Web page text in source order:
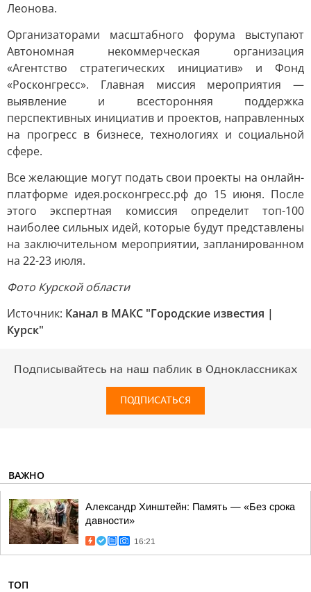
Леонова.
Организаторами масштабного форума выступают
Автономная некоммерческая организация
«Агентство стратегических инициатив» и Фонд
«Росконгресс». Главная миссия мероприятия —
выявление и всесторонняя поддержка
перспективных инициатив и проектов, направленных
на прогресс в бизнесе, технологиях и социальной
сфере.
Все желающие могут подать свои проекты на онлайн-
платформе идея.росконгресс.рф до 15 июня. После
этого экспертная комиссия определит топ-100
наиболее сильных идей, которые будут представлены
на заключительном мероприятии, запланированном
на 22-23 июля.
Фото Курской области
Источник: Канал в МАКС "Городские известия |
Курск"
Подписывайтесь на наш паблик в Одноклассниках
ПОДПИСАТЬСЯ
ВАЖНО
Александр Хинштейн: Память — «Без срока
давности»
16:21
ТОП